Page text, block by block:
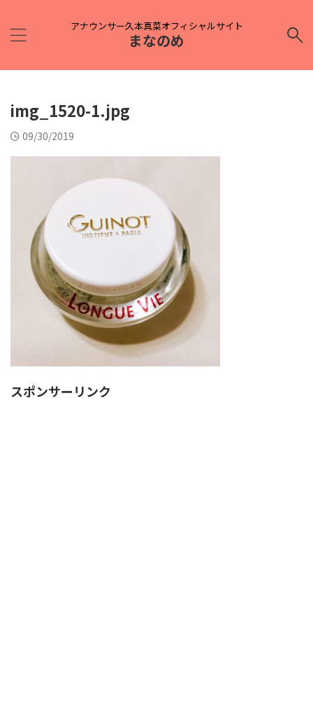
アナウンサー久本真菜オフィシャルサイト
まなのめ
img_1520-1.jpg
09/30/2019
スポンサーリンク